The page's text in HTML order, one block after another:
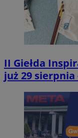
II Giełda
już 29